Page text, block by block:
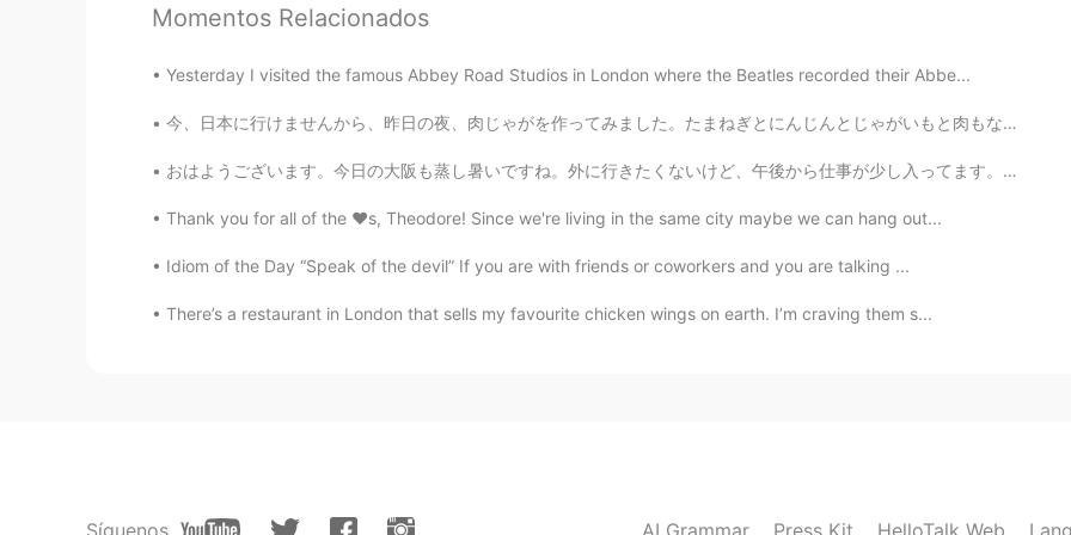
Momentos Relacionados
Yesterday I visited the famous Abbey Road Studios in London where the Beatles recorded their Abbe...
今、日本に行けませんから、昨日の夜、肉じゃがを作ってみました。たまねぎとにんじんとじゃがいもと肉もなべに入れて、だしとしょうゆと酢と酒とさとうでにました。 昨日は美味しかったですけど、今日もっ...
おはようございます。今日の大阪も蒸し暑いですね。外に行きたくないけど、午後から仕事が少し入ってます。💦ちなみに、皆さんに英単語を簡単に覚える方法を紹介します。役に立ったら嬉しいです。ところで、寝...
Thank you for all of the ❤️s, Theodore! Since we're living in the same city maybe we can hang out...
Idiom of the Day “Speak of the devil” If you are with friends or coworkers and you are talking ...
There’s a restaurant in London that sells my favourite chicken wings on earth. I’m craving them s...
Síguenos AI Grammar Press Kit HelloTalk Web